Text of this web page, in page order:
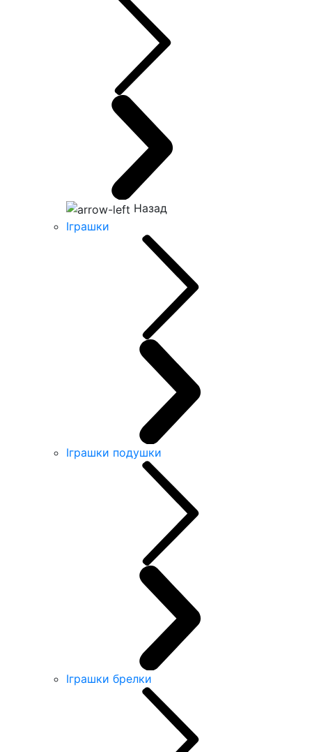
Назад
Іграшки
Іграшки подушки
Іграшки брелки